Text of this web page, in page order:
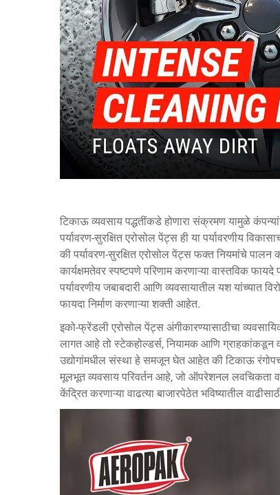
टिकाऊ व्यवसाय पद्धतींकडे होणारा संक्रमण यामुळे
पर्यावरण-सुरक्षित एरोसोल पेंट्स ही या पर्यावरणीय
की पर्यावरण-सुरक्षित एरोसोल पेंट्स फक्त नियमांचे पालन
कार्यक्षमतेवर स्पष्टपणे परिणाम करणाऱ्या वास्तविक
पर्यावरणीय जबाबदारी आणि व्यवसायातील यश यांच्यात
फायदा निर्माण करणाऱ्या शक्ती आहेत.
इको-फ्रेंडली एरोसोल पेंट्स अंगीकारण्यासाठीचा
लागत आहे तो स्टेकहोल्डर्स, नियामक आणि ग्राहकांकडून
उद्योगांमधील संस्था हे समजून घेत आहेत की टिकाऊ
मूलभूत व्यवसाय परिवर्तन आहे, जो ऑपरेशनल लवचिकता
केंद्रित करणाऱ्या वाढत्या बाजारपेठेत भविष्यातील